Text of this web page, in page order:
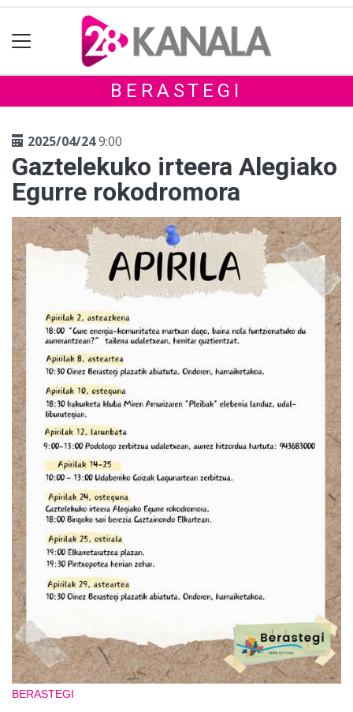
BERASTEGI
2025/04/249:00
Gaztelekuko irteera Alegiako
Egurre rokodromora
BERASTEGI